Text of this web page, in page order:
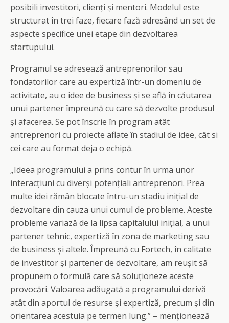
posibili investitori, clienți și mentori. Modelul este
structurat în trei faze, fiecare fază adresând un set de
aspecte specifice unei etape din dezvoltarea
startupului.
Programul se adresează antreprenorilor sau
fondatorilor care au expertiză într-un domeniu de
activitate, au o idee de business și se află în căutarea
unui partener împreună cu care să dezvolte produsul
și afacerea. Se pot înscrie în program atât
antreprenori cu proiecte aflate în stadiul de idee, cât si
cei care au format deja o echipă.
„Ideea programului a prins contur în urma unor
interacțiuni cu diverși potențiali antreprenori. Prea
multe idei rămân blocate întru-un stadiu inițial de
dezvoltare din cauza unui cumul de probleme. Aceste
probleme variază de la lipsa capitalului inițial, a unui
partener tehnic, expertiză în zona de marketing sau
de business și altele. Împreună cu Fortech, în calitate
de investitor și partener de dezvoltare, am reușit să
propunem o formulă care să soluționeze aceste
provocări. Valoarea adăugată a programului derivă
atât din aportul de resurse și expertiză, precum și din
orientarea acestuia pe termen lung.” – menționează